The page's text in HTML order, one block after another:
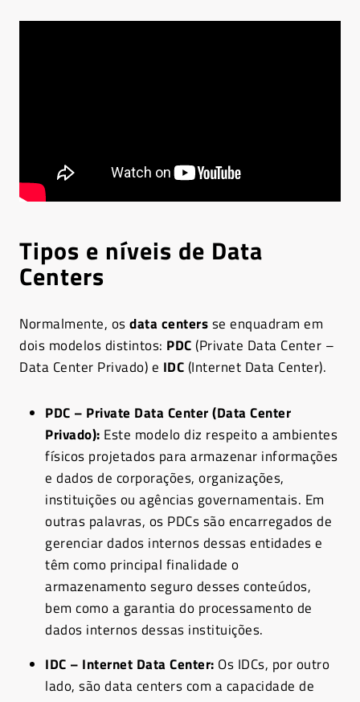
Tipos e níveis de Data
Centers
Normalmente, osdata centersse enquadram em
dois modelos distintos: PDC(Private Data Center –
Data Center Privado) e IDC(Internet Data Center).
PDC – Private Data Center (Data Center
Privado): Este modelo diz respeito a ambientes
físicos projetados para armazenar informações
e dados de corporações, organizações,
instituições ou agências governamentais. Em
outras palavras, os PDCs são encarregados de
gerenciar dados internos dessas entidades e
têm como principal finalidade o
armazenamento seguro desses conteúdos,
bem como a garantia do processamento de
dados internos dessas instituições.
IDC – Internet Data Center: Os IDCs, por outro
lado, são data centers com a capacidade de